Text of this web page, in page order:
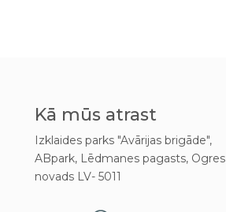
Kā mūs atrast
Izklaides parks "Avārijas brigāde",
ABpark, Lēdmanes pagasts, Ogres
novads LV- 5011